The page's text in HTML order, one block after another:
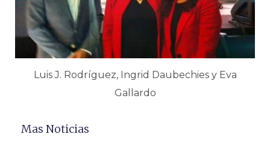
Luis J. Rodríguez, Ingrid Daubechies y Eva
Gallardo
Mas Noticias